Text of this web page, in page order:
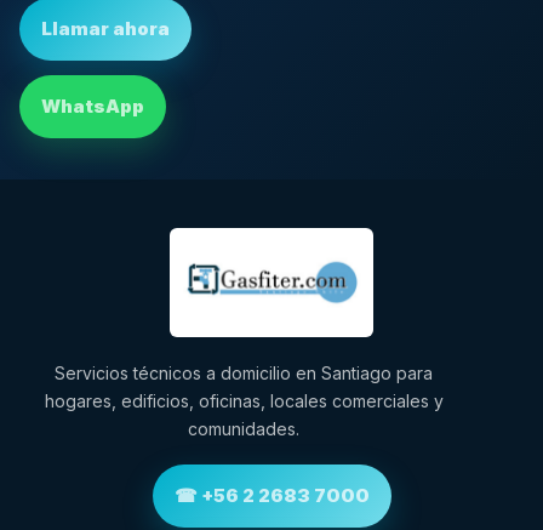
Llamar ahora
WhatsApp
Servicios técnicos a domicilio en Santiago para
hogares, edificios, oficinas, locales comerciales y
comunidades.
☎ +56 2 2683 7000